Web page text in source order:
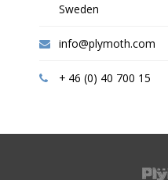
Sweden
info@plymoth.com
+ 46 (0) 40 700 15